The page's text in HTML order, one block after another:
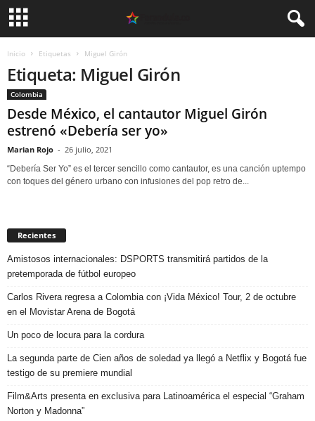
Inicio Etiquetas Miguel Girón
Etiqueta: Miguel Girón
Colombia
Desde México, el cantautor Miguel Girón
estrenó «Debería ser yo»
Marian Rojo - 26 julio, 2021
“Debería Ser Yo” es el tercer sencillo como cantautor, es una canción uptempo
con toques del género urbano con infusiones del pop retro de...
Recientes
Amistosos internacionales: DSPORTS transmitirá partidos de la
pretemporada de fútbol europeo
Carlos Rivera regresa a Colombia con ¡Vida México! Tour, 2 de octubre
en el Movistar Arena de Bogotá
Un poco de locura para la cordura
La segunda parte de Cien años de soledad ya llegó a Netflix y Bogotá fue
testigo de su premiere mundial
Film&Arts presenta en exclusiva para Latinoamérica el especial “Graham
Norton y Madonna”